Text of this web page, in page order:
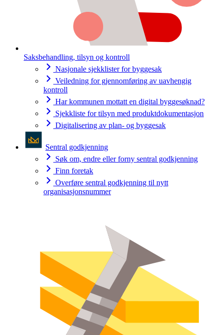
Saksbehandling, tilsyn og kontroll
Nasjonale sjekklister for byggesak
Veiledning for gjennomføring av uavhengig
kontroll
Har kommunen mottatt en digital byggesøknad?
Sjekkliste for tilsyn med produktdokumentasjon
Digitalisering av plan- og byggesak
Sentral godkjenning
Søk om, endre eller forny sentral godkjenning
Finn foretak
Overføre sentral godkjenning til nytt
organisasjonsnummer